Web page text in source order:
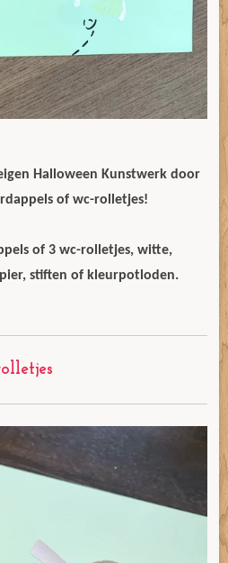
Halloween Kunstwerk door
of wc-rolletjes!
of 3 wc-rolletjes, witte,
stiften of kleurpotloden.